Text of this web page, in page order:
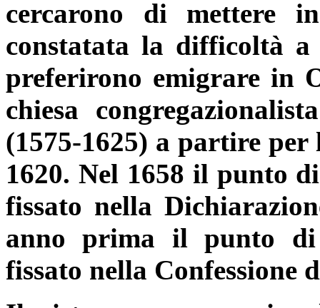
cercarono di mettere
constatata la difficoltà
preferirono emigrare in
chiesa
(1575-1625) a partire
1620. Nel 1658 il punto
fissato nella
anno prima il punto di
fissato nella Confessione